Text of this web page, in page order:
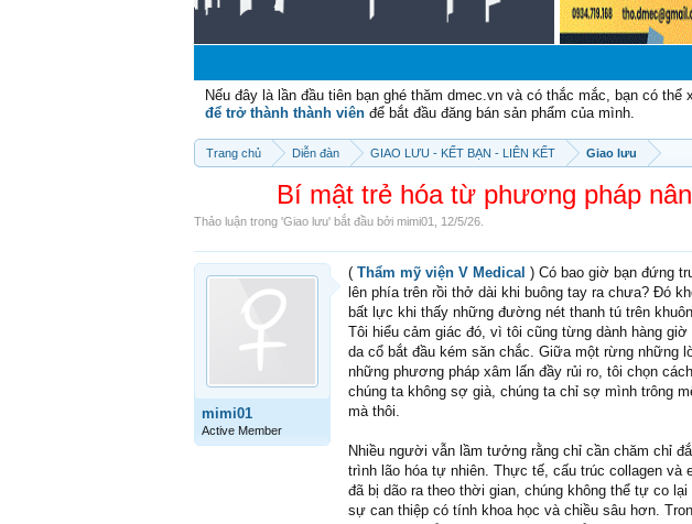
Nếu đây là lần đầu tiên bạn ghé thăm dmec.vn và có thắc mắc, bạn có thể
để trở thành thành viên để bắt đầu đăng bán sản phẩm của mình.
Trang chủ Diễn đàn GIAO LƯU - KẾT BẠN - LIÊN KẾT Giao lưu
Bí mật trẻ hóa từ phương pháp
Thảo luận trong 'Giao lưu' bắt đầu bởi mimi01 12/5/26
mimi01
Active Member
( Thẩm mỹ viện V Medical ) Có bao giờ bạn đứng
lên phía trên rồi thở dài khi buông tay ra chưa? Đó
bất lực khi thấy những đường nét thanh tú trên
Tôi hiểu cảm giác đó, vì tôi cũng từng dành hàng
da cổ bắt đầu kém săn chắc. Giữa một rừng những
những phương pháp xâm lấn đầy rủi ro, tôi chọn
chúng ta không sợ già, chúng ta chỉ sợ mình trông
mà thôi.
Nhiều người vẫn lầm tưởng rằng chỉ cần chăm chỉ
trình lão hóa tự nhiên. Thực tế, cấu trúc collagen
đã bị dão ra theo thời gian, chúng không thể tự co
sự can thiệp có tính khoa học và chiều sâu hơn.